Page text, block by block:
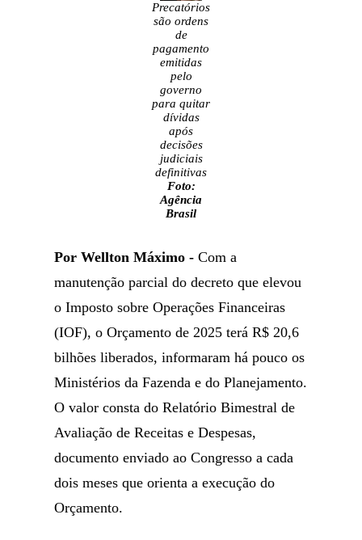
Precatórios
são ordens
de
pagamento
emitidas
pelo
governo
para quitar
dívidas
após
decisões
judiciais
definitivas
Foto:
Agência
Brasil
Por Wellton Máximo - Com a
manutenção parcial do decreto que elevou
o Imposto sobre Operações Financeiras
(IOF), o Orçamento de 2025 terá R$ 20,6
bilhões liberados, informaram há pouco os
Ministérios da Fazenda e do Planejamento.
O valor consta do Relatório Bimestral de
Avaliação de Receitas e Despesas,
documento enviado ao Congresso a cada
dois meses que orienta a execução do
Orçamento.